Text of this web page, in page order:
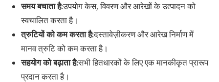
समय बचाता है:उपयोग केस, विवरण और आरेखों के उत्पादन को
स्वचालित करता है।
त्रुटियों को कम करता है:दस्तावेज़ीकरण और आरेख निर्माण में
मानव त्रुटि को कम करता है।
सहयोग को बढ़ाता है:सभी हितधारकों के लिए एक मानकीकृत प्रारूप
प्रदान करता है।